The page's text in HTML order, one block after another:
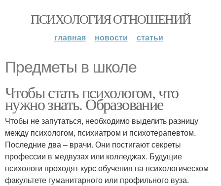
ПСИХОЛОГИЯ ОТНОШЕНИЙ
главная новости статьи
Предметы в школе
Чтобы стать психологом, что
нужно знать. Образование
Чтобы не запутаться, необходимо выделить разницу
между психологом, психиатром и психотерапевтом.
Последние два – врачи. Они постигают секреты
профессии в медвузах или колледжах. Будущие
психологи проходят курс обучения на психологическом
факультете гуманитарного или профильного вуза.